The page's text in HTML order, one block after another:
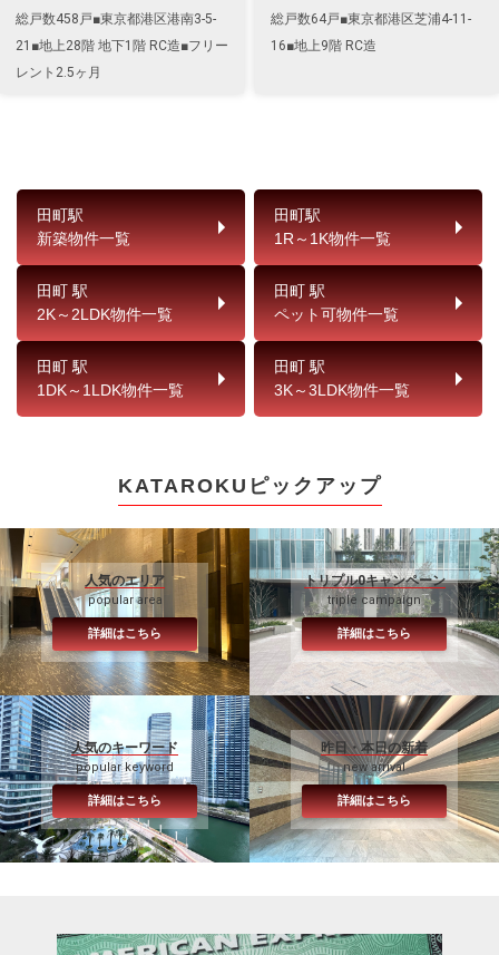
総戸数458戸■東京都港区港南3-5-
21■地上28階 地下1階 RC造■フリー
レント2.5ヶ月
総戸数64戸■東京都港区芝浦4-11-
16■地上9階 RC造
田町駅
新築物件一覧
田町駅
1R～1K物件一覧
田町 駅
2K～2LDK物件一覧
田町 駅
ペット可物件一覧
田町 駅
1DK～1LDK物件一覧
田町 駅
3K～3LDK物件一覧
KATAROKUピックアップ
人気のエリア
popular area
詳細はこちら
トリプル0キャンペーン
triple campaign
詳細はこちら
人気のキーワード
popular keyword
詳細はこちら
昨日・本日の新着
new arrival
詳細はこちら